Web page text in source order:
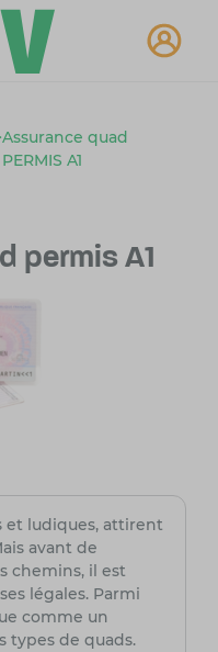
Assurance quad
PERMIS A1
permis A1
et ludiques, attirent
avant de
chemins, il est
légales. Parmi
comme un
types de quads.